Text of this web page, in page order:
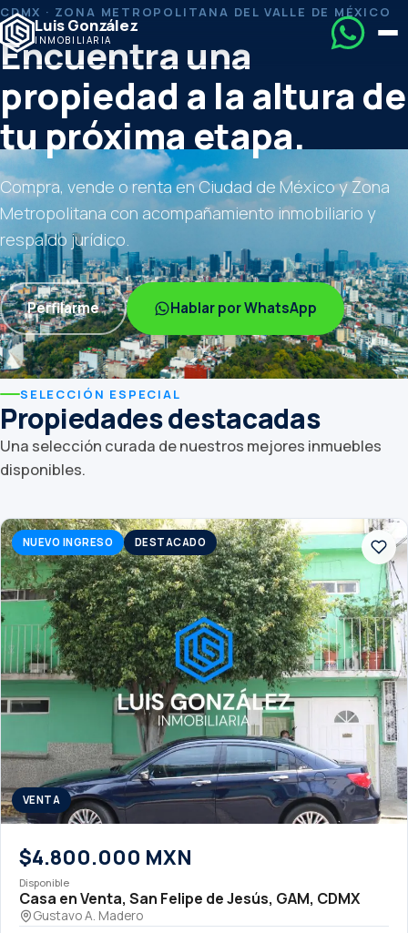
Luis González
INMOBILIARIA
CDMX · ZONA METROPOLITANA DEL VALLE DE MÉXICO
Encuentra una
propiedad a la altura de
tu próxima etapa.
Compra, vende o renta en Ciudad de México y Zona
Metropolitana con acompañamiento inmobiliario y
respaldo jurídico.
Perfilarme Hablar por WhatsApp
SELECCIÓN ESPECIAL
Propiedades destacadas
Una selección curada de nuestros mejores inmuebles
disponibles.
NUEVO INGRESO DESTACADO
VENTA
$4.800.000 MXN
Disponible
Casa en Venta, San Felipe de Jesús, GAM, CDMX
Gustavo A. Madero